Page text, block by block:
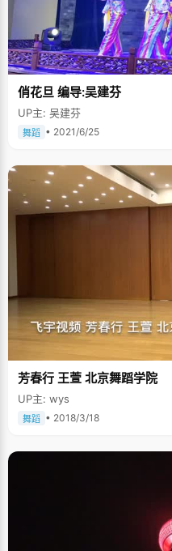
俏花旦 编导:吴建芬
UP主: 吴建芬
舞蹈 • 2021/6/25
芳春行 王萱 北京舞蹈学院
UP主: wys
舞蹈 • 2018/3/18